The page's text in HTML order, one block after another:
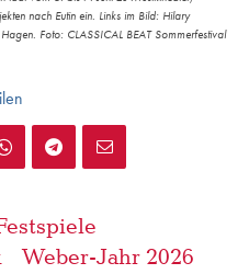
nach Eutin ein. Links im Bild: Hilary
Foto: CLASSICAL BEAT Sommerfestival
Weber-Jahr 2026